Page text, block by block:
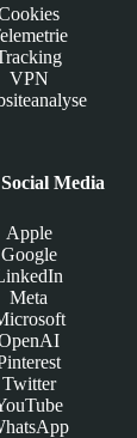
VPN
Media
Apple
Google
Meta
Twitter